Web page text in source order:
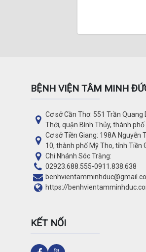
BỆNH VIỆN TÂM MINH
Cơ sở Cần Thơ: 551 Trần Quang
Thới, quận Bình Thủy, thành phố
Cơ sở Tiền Giang: 198A Nguyễn
10, thành phố Mỹ Tho, tỉnh Tiền
Chi Nhánh Sóc Trăng:
02923.688.555-0911.838.638
https://
KẾT NỐI